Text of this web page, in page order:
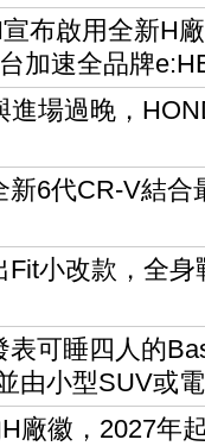
布啟用全新H
加速全品牌
進場過晚，
新6代CR-V結合
Fit小改款，全
表可睡四人的
由小型SUV或
廠徽，2027年